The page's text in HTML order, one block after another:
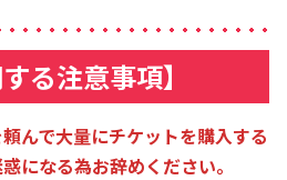
る注意事項】
んで大量にチケットを購入する
になる為お辞めください。